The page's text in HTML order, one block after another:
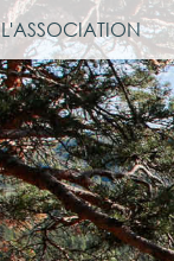
L'ASSOCIATION